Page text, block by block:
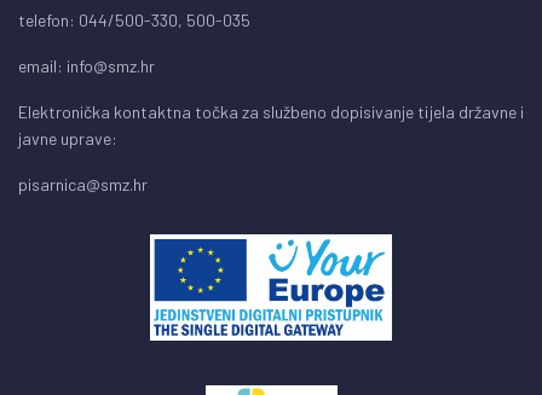
telefon: 044/500-330, 500-035
email: info@smz.hr
Elektronička kontaktna točka za službeno dopisivanje tijela državne i
javne uprave:
pisarnica@smz.hr